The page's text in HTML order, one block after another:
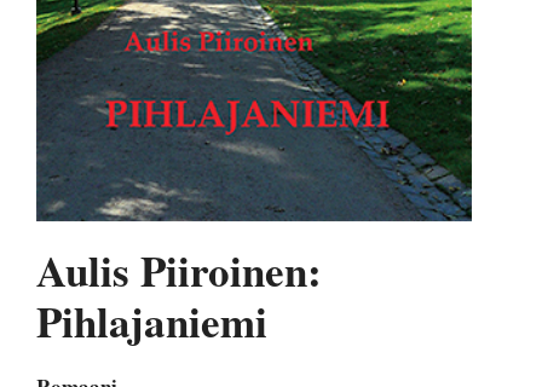
Aulis Piiroinen:
Pihlajaniemi